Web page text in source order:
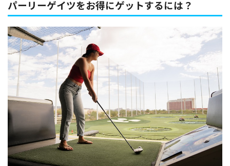
パーリーゲイツをお得にゲットするには？